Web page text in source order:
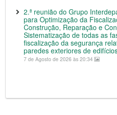
2.ª reunião do Grupo
para Optimização da
Construção, Reparação e
Sistematização de todas as
fiscalização da segurança
paredes exteriores de
7 de Agosto de 2026 às 20:34